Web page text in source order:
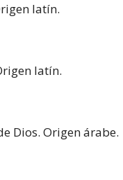
latín.
latín.
Dios. Origen árabe.